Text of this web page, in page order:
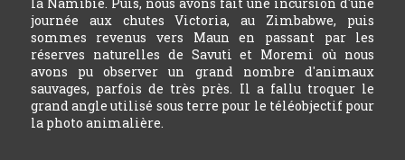
journée aux chutes Victoria, au Zimbabwe, puis
sommes revenus vers Maun en passant par les
réserves naturelles de Savuti et Moremi où nous
avons pu observer un grand nombre d'animaux
sauvages, parfois de très près. Il a fallu troquer le
grand angle utilisé sous terre pour le téléobjectif pour
la photo animalière.